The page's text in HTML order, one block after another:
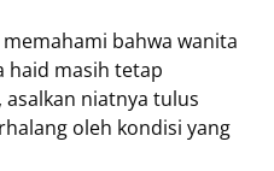
bahwa wanita
haid masih tetap
niatnya tulus
oleh kondisi yang